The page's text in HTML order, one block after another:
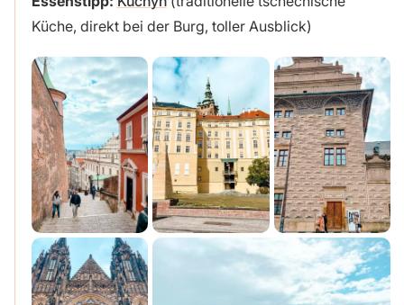
Küche, direkt bei der Burg, toller Ausblick)